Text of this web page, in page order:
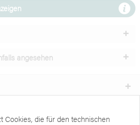
angesehen
Cookies, die für den technischen